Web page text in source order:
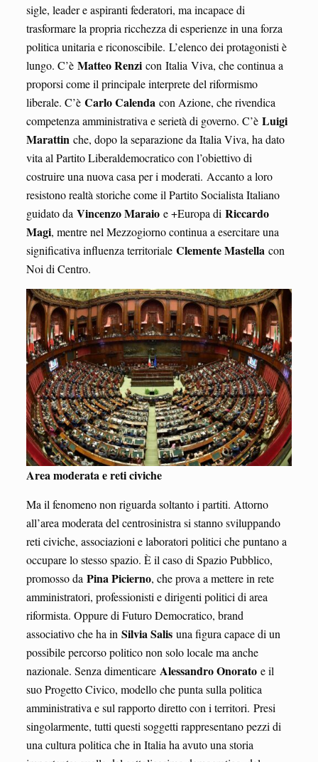
sigle, leader e aspiranti federatori, ma incapace di
trasformare la propria ricchezza di esperienze in una forza
politica unitaria e riconoscibile. L’elenco dei protagonisti è
lungo. C’è Matteo Renzicon Italia Viva, che continua a
proporsi come il principale interprete del riformismo
liberale. C’è Carlo Calenda con Azione, che rivendica
competenza amministrativa e serietà di governo. C’è Luigi
Marattin che, dopo la separazione da Italia Viva, ha dato
vita al Partito Liberaldemocratico con l’obiettivo di
costruire una nuova casa per i moderati. Accanto a loro
resistono realtà storiche come il Partito Socialista Italiano
guidato da Vincenzo Maraioe +Europa di Riccardo
Magi, mentre nel Mezzogiorno continua a esercitare una
significativa influenza territoriale Clemente Mastella con
Noi di Centro.
Area moderata e reti civiche
Ma il fenomeno non riguarda soltanto i partiti. Attorno
all’area moderata del centrosinistra si stanno sviluppando
reti civiche, associazioni e laboratori politici che puntano a
occupare lo stesso spazio. È il caso di Spazio Pubblico,
promosso da Pina Picierno, che prova a mettere in rete
amministratori, professionisti e dirigenti politici di area
riformista. Oppure di Futuro Democratico, brand
associativo che ha in Silvia Salisuna figura capace di un
possibile percorso politico non solo locale ma anche
nazionale. Senza dimenticare Alessandro Onoratoe il
suo Progetto Civico, modello che punta sulla politica
amministrativa e sul rapporto diretto con i territori. Presi
singolarmente, tutti questi soggetti rappresentano pezzi di
una cultura politica che in Italia ha avuto una storia